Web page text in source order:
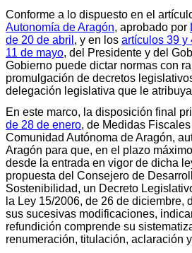
Conforme a lo dispuesto en el
Autonomía de Aragón, aprobado por
de 20 de abril , y en los artículos 39 y
11 de mayo, del Presidente y del
Gobierno puede dictar normas con
promulgación de decretos
delegación legislativa que le
En este marco, la disposición final
de 28 de enero, de Medidas
Comunidad Autónoma de Aragón,
Aragón para que, en el plazo
desde la entrada en vigor de dicha
propuesta del Consejero de
Sostenibilidad, un Decreto
la Ley 15/2006, de 26 de diciembre,
sus sucesivas modificaciones,
refundición comprende su
renumeración, titulación, aclaración